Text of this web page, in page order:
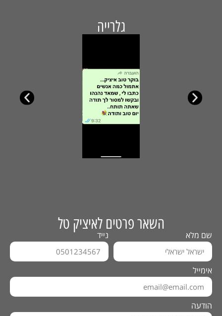
גלרייה
השאר פרטים לאיציק טל
שם מלא נייד
אימייל
הודעה